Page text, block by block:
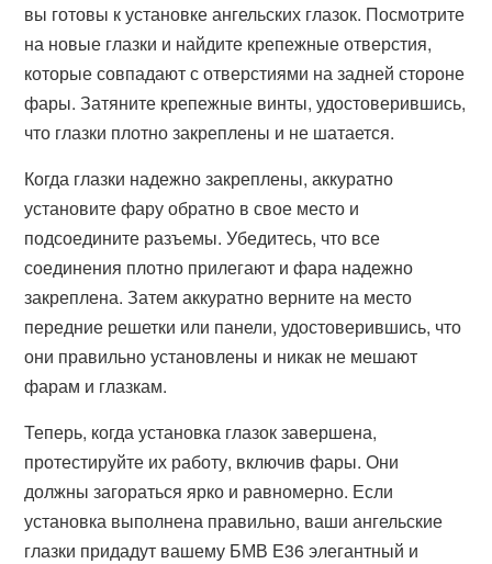
вы готовы к установке ангельских глазок. Посмотрите
на новые глазки и найдите крепежные отверстия,
которые совпадают с отверстиями на задней стороне
фары. Затяните крепежные винты, удостоверившись,
что глазки плотно закреплены и не шатается.
Когда глазки надежно закреплены, аккуратно
установите фару обратно в свое место и
подсоедините разъемы. Убедитесь, что все
соединения плотно прилегают и фара надежно
закреплена. Затем аккуратно верните на место
передние решетки или панели, удостоверившись, что
они правильно установлены и никак не мешают
фарам и глазкам.
Теперь, когда установка глазок завершена,
протестируйте их работу, включив фары. Они
должны загораться ярко и равномерно. Если
установка выполнена правильно, ваши ангельские
глазки придадут вашему БМВ Е36 элегантный и